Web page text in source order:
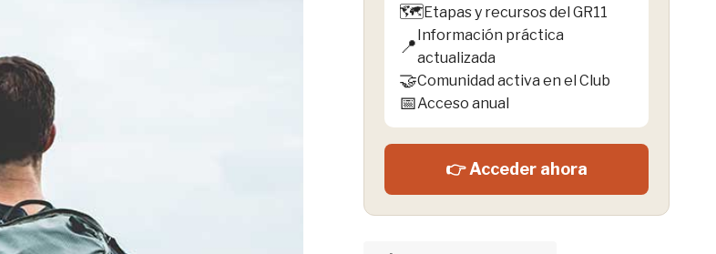
🗺️Etapas y recursos del GR11
📍
Información práctica
actualizada
🤝Comunidad activa en el Club
📅Acceso anual
👉 Acceder ahora